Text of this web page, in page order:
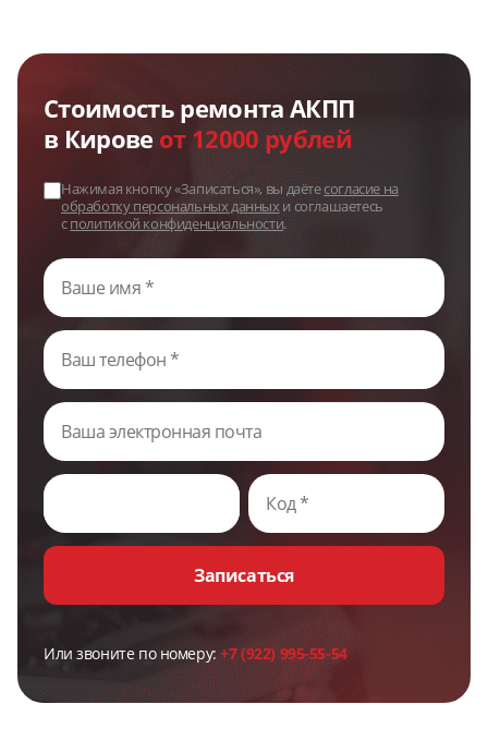
Стоимость ремонта АКПП
в Кирове от 12000 рублей
Нажимая кнопку «Записаться», вы даётесогласие на
обработку персональных данныхи соглашаетесь
сполитикой конфиденциальности.
Записаться
Или звоните по номеру:+7 (922) 995-55-54